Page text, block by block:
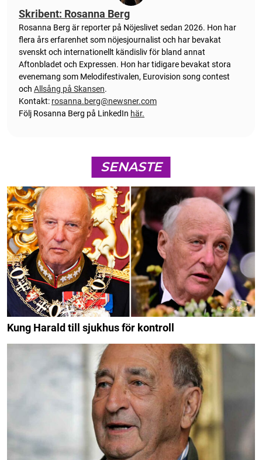
Skribent: Rosanna Berg
Rosanna Berg är reporter på Nöjeslivet sedan 2026. Hon har
flera års erfarenhet som nöjesjournalist och har bevakat
svenskt och internationellt kändisliv för bland annat
Aftonbladet och Expressen. Hon har tidigare bevakat stora
evenemang som Melodifestivalen, Eurovision song contest
och Allsång på Skansen.
Kontakt: rosanna.berg@newsner.com
Följ Rosanna Berg på LinkedIn här.
SENASTE
Kung Harald till sjukhus för kontroll